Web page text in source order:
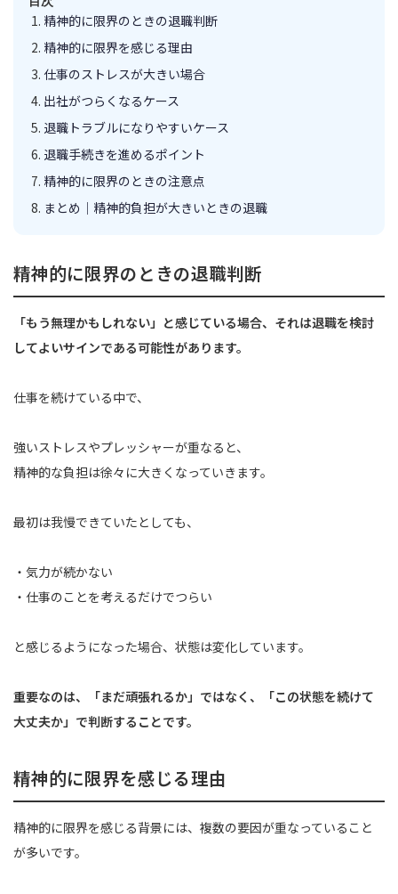
精神的に限界のときの退職判断
精神的に限界を感じる理由
仕事のストレスが大きい場合
出社がつらくなるケース
退職トラブルになりやすいケース
退職手続きを進めるポイント
精神的に限界のときの注意点
まとめ｜精神的負担が大きいときの退職
精神的に限界のときの退職判断
「もう無理かもしれない」と感じている場合、それは退職を検討
してよいサインである可能性があります。
仕事を続けている中で、
強いストレスやプレッシャーが重なると、
精神的な負担は徐々に大きくなっていきます。
最初は我慢できていたとしても、
・気力が続かない
・仕事のことを考えるだけでつらい
と感じるようになった場合、状態は変化しています。
重要なのは、「まだ頑張れるか」ではなく、「この状態を続けて
大丈夫か」で判断することです。
精神的に限界を感じる理由
精神的に限界を感じる背景には、複数の要因が重なっていること
が多いです。